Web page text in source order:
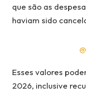
que são as
haviam sido
Esses valores
2026, inclusive